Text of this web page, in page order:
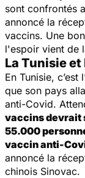
sont confrontés
annoncé la
vaccins. Une
l'espoir vient de
La Tunisie
En Tunisie,
que son pays
anti-Covid.
vaccins devrait
55.000
vaccin anti-
annoncé la
chinois Sinovac.